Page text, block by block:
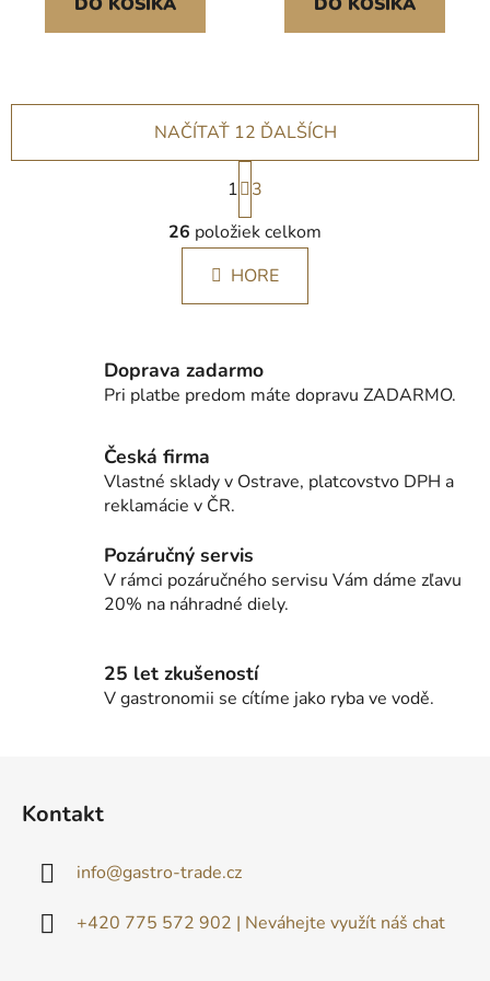
DO KOŠÍKA DO KOŠÍKA
O
v
l
á
d
c
i
e
v
v
ý
p
u
NAČÍTAŤ 12 ĎALŠÍCH
S
t
r
á
n
k
i
e
1
3
26 položiek celkom
HORE
Doprava zadarmo
Pri platbe predom máte dopravu ZADARMO.
Česká firma
Vlastné sklady v Ostrave, platcovstvo DPH a
reklamácie v ČR.
Pozáručný servis
V rámci pozáručného servisu Vám dáme zľavu
20% na náhradné diely.
25 let zkušeností
V gastronomii se cítíme jako ryba ve vodě.
Kontakt
info@gastro-trade.cz
+420 775 572 902 | Neváhejte využít náš chat